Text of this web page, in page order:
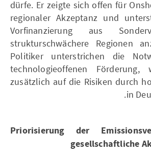
dürfe. Er zeigte sich offen für
regionaler Akzeptanz und
Vorfinanzierung aus
strukturschwächere Regionen
Politiker unterstrichen die
technologieoffenen Förderung,
zusätzlich auf die Risiken durch
in
Priorisierung der
gesellschaftliche